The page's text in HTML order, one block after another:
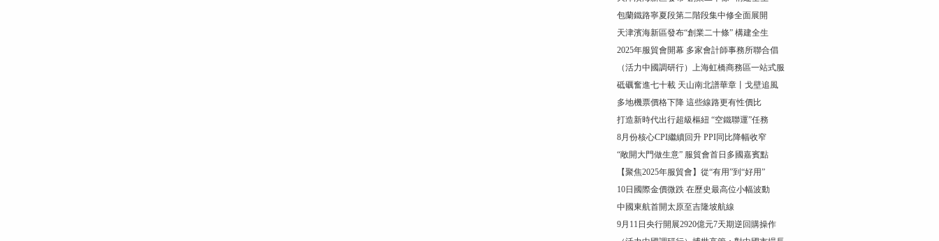
包蘭鐵路寧夏段第二階段集中修全面展開
天津濱海新區發布“創業二十條” 構建全生
2025年服貿會開幕 多家會計師事務所聯合倡
（活力中國調研行）上海虹橋商務區一站式服
砥礪奮進七十載 天山南北譜華章丨戈壁追風
多地機票價格下降 這些線路更有性價比
打造新時代出行超級樞紐 “空鐵聯運”任務
8月份核心CPI繼續回升 PPI同比降幅收窄
“敞開大門做生意” 服貿會首日多國嘉賓點
【聚焦2025年服貿會】從“有用”到“好用”
10日國際金價微跌 在歷史最高位小幅波動
中國東航首開太原至吉隆坡航線
9月11日央行開展2920億元7天期逆回購操作